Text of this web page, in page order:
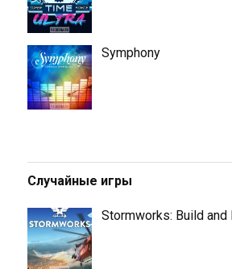
Symphony
Случайные игры
Stormworks: Build and